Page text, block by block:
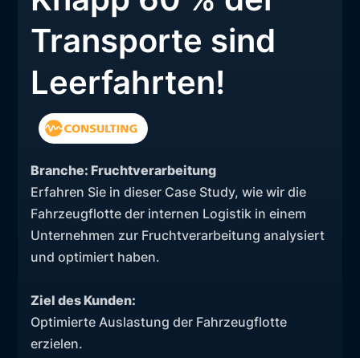
Transporte sind
Leerfahrten!
Branche: Fruchtverarbeitung
Erfahren Sie in dieser Case Study, wie wir die
Fahrzeugflotte der internen Logistik in einem
Unternehmen zur Fruchtverarbeitung analysiert
und optimiert haben.
Ziel des Kunden:
Optimierte Auslastung der Fahrzeugflotte
erzielen.